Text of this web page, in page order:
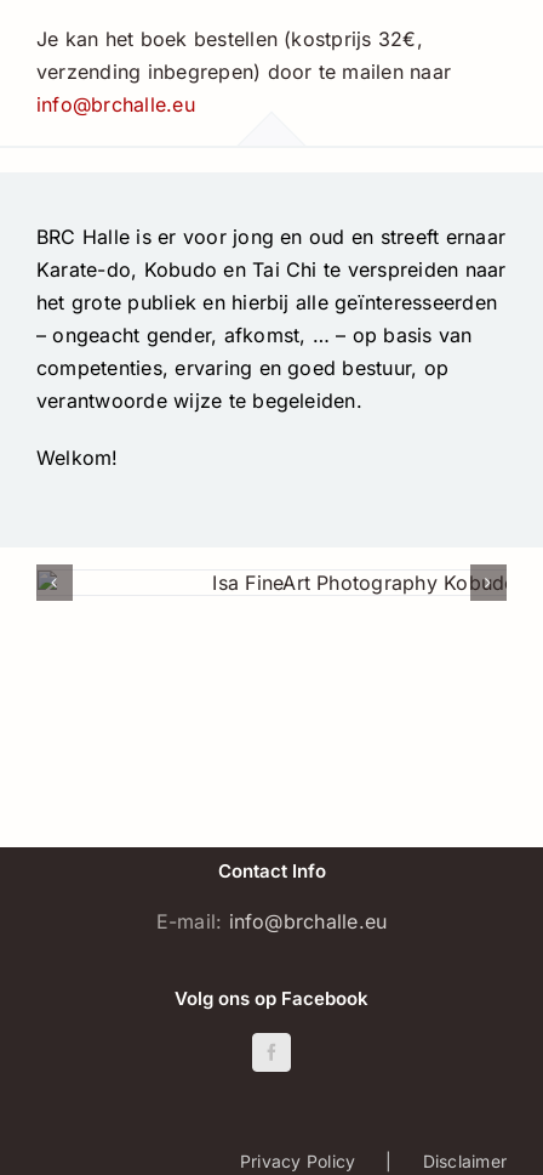
Je kan het boek bestellen (kostprijs 32€,
verzending inbegrepen) door te mailen naar
info@brchalle.eu
BRC Halle is er voor jong en oud en streeft ernaar
Karate-do, Kobudo en Tai Chi te verspreiden naar
het grote publiek en hierbij alle geïnteresseerden
– ongeacht gender, afkomst, … – op basis van
competenties, ervaring en goed bestuur, op
verantwoorde wijze te begeleiden.
Welkom!
Contact Info
E-mail: info@brchalle.eu
Volg ons op Facebook
Privacy Policy Disclaimer